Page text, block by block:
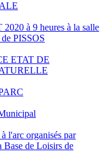
à 9 heures à la salle
PISSOS
ETAT DE
l'arc organisés par
Base de Loisirs de